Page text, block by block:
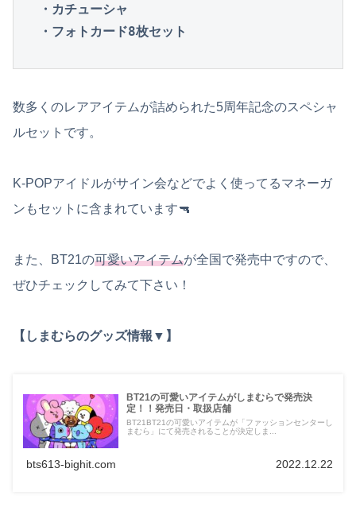
・カチューシャ
・フォトカード8枚セット
数多くのレアアイテムが詰められた5周年記念のスペシャ
ルセットです。
K-POPアイドルがサイン会などでよく使ってるマネーガ
ンもセットに含まれています🔫
また、BT21の可愛いアイテムが全国で発売中ですので、
ぜひチェックしてみて下さい！
【しまむらのグッズ情報▼】
BT21の可愛いアイテムがしまむらで発売決
定！！発売日・取扱店舗
BT21BT21の可愛いアイテムが「ファッションセンターし
まむら」にて発売されることが決定しま...
bts613-bighit.com 2022.12.22